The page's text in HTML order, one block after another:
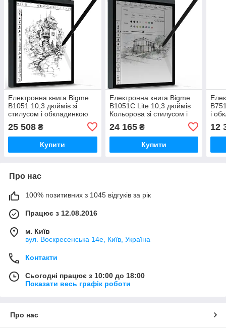
Електронна книга Bigme
B1051 10,3 дюймів зі
стилусом і обкладинкою
25 508 ₴
Купити
Електронна книга Bigme
B1051C Lite 10,3 дюймів
Кольорова зі стилусом і
24 165₴
Купити
і
12
Про нас
100% позитивних з 1045 відгуків за рік
Працює з 12.08.2016
м. Київ
вул. Воскресенська 14е, Київ, Україна
Контакти
Сьогодні працює з 10:00 до 18:00
Показати весь графік роботи
Про нас